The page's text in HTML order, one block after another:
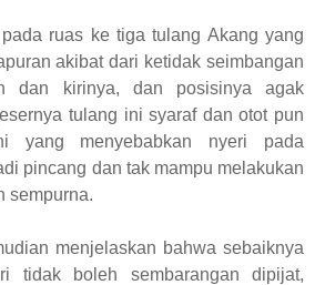
ruas ke tiga tulang Akang yang
akibat dari ketidak seimbangan
dan kirinya, dan posisinya agak
tulang ini syaraf dan otot pun
yang menyebabkan nyeri pada
pincang dan tak mampu melakukan
sempurna.
menjelaskan bahwa sebaiknya
tidak boleh sembarangan dipijat,